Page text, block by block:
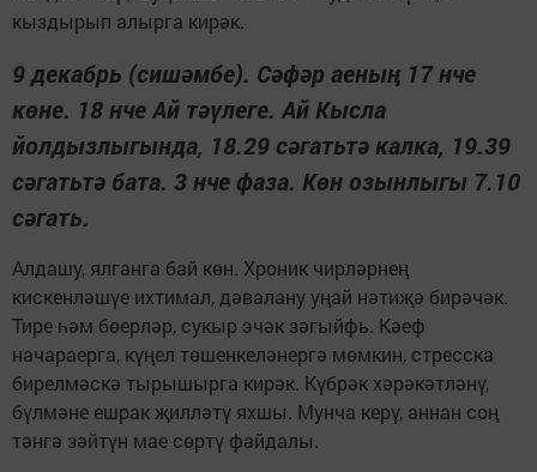
кыздырып алырга кирәк.
9 декабрь (сишәмбе). Сәфәр аеның 17 нче
көне. 18 нче Ай тәүлеге. Ай Кысла
йолдызлыгында, 18.29 сәгатьтә калка, 19.39
сәгатьтә бата. 3 нче фаза. Көн озынлыгы 7.10
сәгать.
Алдашу, ялганга бай көн. Хроник чирләрнең
кискенләшүе ихтимал, дәвалану уңай нәтиҗә бирәчәк.
Тире һәм бөерләр, сукыр эчәк зәгыйфь. Кәеф
начараерга, күңел төшенкеләнергә мөмкин, стресска
бирелмәскә тырышырга кирәк. Күбрәк хәрәкәтләнү,
бүлмәне ешрак җилләтү яхшы. Мунча керү, аннан соң
тәнгә зәйтүн мае сөртү файдалы.